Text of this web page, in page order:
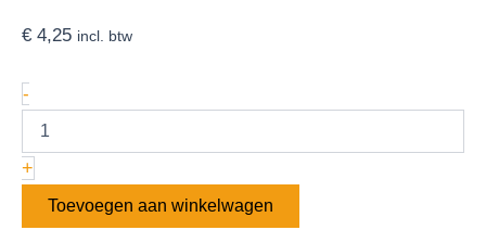
€ 4,25 incl. btw
-
+
Toevoegen aan winkelwagen